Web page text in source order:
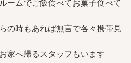
ムでご飯食べてお菓子食べて
時もあれば無言で各々携帯見
へ帰るスタッフもいます